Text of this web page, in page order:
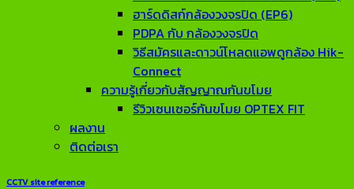
ฮาร์ดดิสก์กล้องวงจรปิด (EP6)
PDPA กับ กล้องวงจรปิด
วิธีสมัครและดาวน์โหลดแอพดูกล้อง Hik-
Connect
ความรู้เกี่ยวกับสัญญาณกันขโมย
รีวิวเซนเซอร์กันขโมย OPTEX FIT
ผลงาน
ติดต่อเรา
CCTV site reference